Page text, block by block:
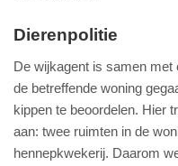
Dierenpolitie
De wijkagent is samen met
de betreffende woning
kippen te beoordelen. Hier
aan: twee ruimten in de
hennepkwekerij. Daarom